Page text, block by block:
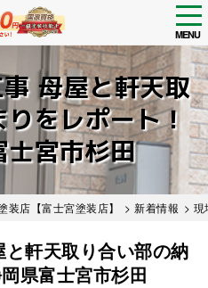
MENU
母屋と軒天取
をレポート！
士宮市杉田
店【富士宮塗装店】 >新着情報 > 現
軒天取り合い部の納
県富士宮市杉田